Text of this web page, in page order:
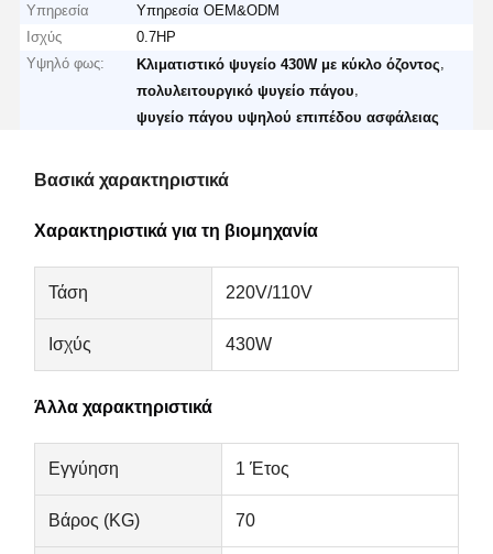
Υπηρεσία
Υπηρεσία OEM&ODM
Ισχύς
0.7HP
Υψηλό φως:
Κλιματιστικό ψυγείο 430W με κύκλο όζοντος
πολυλειτουργικό ψυγείο πάγου
ψυγείο πάγου υψηλού επιπέδου ασφάλειας
Βασικά χαρακτηριστικά
Χαρακτηριστικά για τη βιομηχανία
Τάση 220V/110V
Ισχύς 430W
Άλλα χαρακτηριστικά
Εγγύηση 1 Έτος
Βάρος (KG) 70